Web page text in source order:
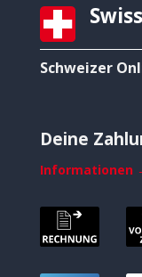
Schweizer
Deine
Informationen